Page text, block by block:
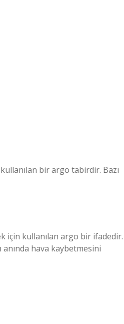
bir argo tabirdir. Bazı
için kullanılan argo bir ifadedir.
anında hava kaybetmesini